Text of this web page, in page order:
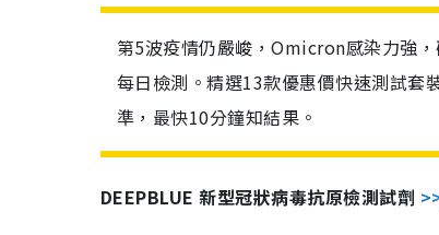
第5波疫情仍嚴峻，Omicron感染力強
每日檢測。精選13款優惠價快速測試套
準，最快10分鐘知結果。
DEEPBLUE 新型冠狀病毒抗原檢測試劑